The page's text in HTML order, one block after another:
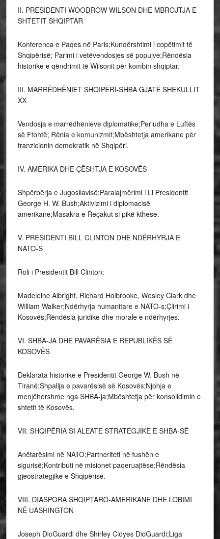
II. PRESIDENTI WOODROW WILSON DHE MBROJTJA E
SHTETIT SHQIPTAR
Konferenca e Paqes në Paris;Kundërshtimi i copëtimit të
Shqipërisë; Parimi i vetëvendosjes së popujve;Rëndësia
historike e qëndrimit të Wilsonit për kombin shqiptar.
III. MARRËDHËNIET SHQIPËRI-SHBA GJATË SHEKULLIT
XX
Vendosja e marrëdhënieve diplomatike;Periudha e Luftës
së Ftohtë; Rënia e komunizmit;Mbështetja amerikane për
tranzicionin demokratik në Shqipëri.
IV. AMERIKA DHE ÇËSHTJA E KOSOVËS
Shpërbërja e Jugosllavisë;Paralajmërimi i Li Presidentit
George H. W. Bush;Aktivizimi i diplomacisë
amerikane;Masakra e Reçakut si pikë kthese.
V. PRESIDENTI BILL CLINTON DHE NDËRHYRJA E
NATO-S
Roli i Presidentit Bill Clinton;
Madeleine Albright, Richard Holbrooke, Wesley Clark dhe
William Walker;Ndërhyrja humanitare e NATO-s;Çlirimi i
Kosovës;Rëndësia juridike dhe morale e ndërhyrjes.
VI. SHBA-JA DHE PAVARËSIA E REPUBLIKËS SË
KOSOVËS
Deklarata historike e Presidentit George W. Bush në
Tiranë;Shpallja e pavarësisë së Kosovës;Njohja e
menjëhershme nga SHBA-ja;Mbështetja për konsolidimin e
shtetit të Kosovës.
VII. SHQIPËRIA SI ALEATE STRATEGJIKE E SHBA-SË
Anëtarësimi në NATO;Partneriteti në fushën e
sigurisë;Kontributi në misionet paqeruajtëse;Rëndësia
gjeostrategjike e Shqipërisë.
VIII. DIASPORA SHQIPTARO-AMERIKANE DHE LOBIMI
NË UASHINGTON
Joseph DioGuardi dhe Shirley Cloyes DioGuardi;Liga